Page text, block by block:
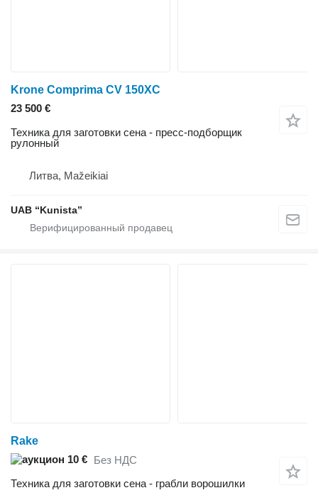
Krone Comprima CV 150XC
23 500 €
Техника для заготовки сена - пресс-подборщик
рулонный
Литва, Mažeikiai
UAB “Kunista”
Rake
10 € Без НДС
Техника для заготовки сена - грабли ворошилки